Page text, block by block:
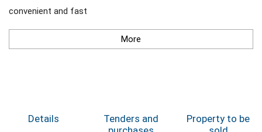
convenient and fast
More
Details
Tenders and
Property to be